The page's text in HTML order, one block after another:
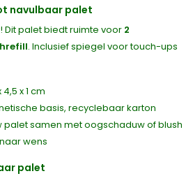
navulbaar palet
palet biedt ruimte voor 2
. Inclusief spiegel voor touch-ups
4,5 x 1 cm
basis, recyclebaar karton
palet samen met oogschaduw of blush
wens
palet